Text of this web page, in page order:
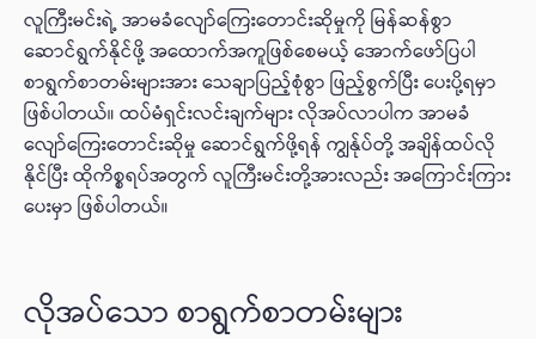
လူကြီးမင်းရဲ့ အာမခံလျော်ကြေးတောင်းဆိုမှုကို မြန်ဆန်စွာ
ဆောင်ရွက်နိုင်ဖို့ အထောက်အကူဖြစ်စေမယ့် အောက်ဖော်ပြပါ
စာရွက်စာတမ်းများအား သေချာပြည့်စုံစွာ ဖြည့်စွက်ပြီး ပေးပို့ရမှာ
ဖြစ်ပါတယ်။ ထပ်မံရှင်းလင်းချက်များ လိုအပ်လာပါက အာမခံ
လျော်ကြေးတောင်းဆိုမှု ဆောင်ရွက်ဖို့ရန် ကျွန်ုပ်တို့ အချိန်ထပ်လို
နိုင်ပြီး ထိုကိစ္စရပ်အတွက် လူကြီးမင်းတို့အားလည်း အကြောင်းကြား
ပေးမှာ ဖြစ်ပါတယ်။
လိုအပ်သော စာရွက်စာတမ်းများ